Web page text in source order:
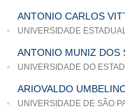
ANTONIO CARLOS
UNIVERSIDADE
ANTONIO MUNIZ DOS
UNIVERSIDADE DO
ARIOVALDO
UNIVERSIDADE DE SÃO